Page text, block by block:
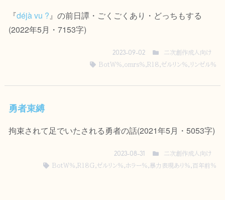
『déjà vu ?』の前日譚・ごくごくあり・どっちもする
(2022年5月・7153字)
2023-09-02
二次創作成人向け
BotW％ omrs％ ,R18 ,ゼルリン％ リンゼル％
勇者束縛
拘束されて足でいたされる勇者の話(2021年5月・5053字)
2023-08-31
二次創作成人向け
BotW％ ,R18G ,ゼルリン％ ホラー％ 暴力表現あり％ 百年前％